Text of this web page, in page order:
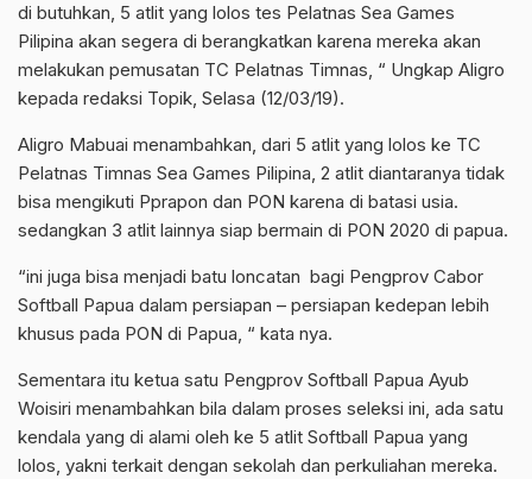
di butuhkan, 5 atlit yang lolos tes Pelatnas Sea Games
Pilipina akan segera di berangkatkan karena mereka akan
melakukan pemusatan TC Pelatnas Timnas, “ Ungkap Aligro
kepada redaksi Topik, Selasa (12/03/19).
Aligro Mabuai menambahkan, dari 5 atlit yang lolos ke TC
Pelatnas Timnas Sea Games Pilipina, 2 atlit diantaranya tidak
bisa mengikuti Pprapon dan PON karena di batasi usia.
sedangkan 3 atlit lainnya siap bermain di PON 2020 di papua.
“ini juga bisa menjadi batu loncatan bagi Pengprov Cabor
Softball Papua dalam persiapan – persiapan kedepan lebih
khusus pada PON di Papua, “ kata nya.
Sementara itu ketua satu Pengprov Softball Papua Ayub
Woisiri menambahkan bila dalam proses seleksi ini, ada satu
kendala yang di alami oleh ke 5 atlit Softball Papua yang
lolos, yakni terkait dengan sekolah dan perkuliahan mereka.